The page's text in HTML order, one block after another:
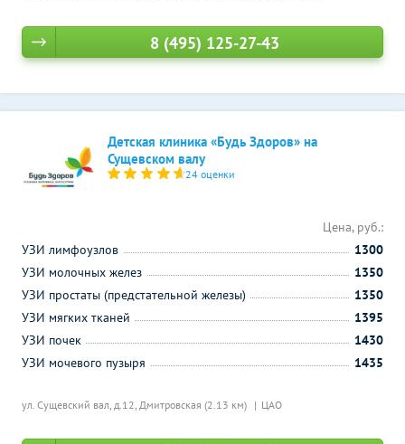
8 (495) 125-27-43
Детская клиника «Будь Здоров» на
Сущевском валу
24 оценки
ул. Сущевский вал, д.12, Дмитровская (2.13 км) ЦАО
Цена, руб.:
УЗИ лимфоузлов
1300
УЗИ молочных желез
1350
УЗИ простаты (предстательной железы)
1350
УЗИ мягких тканей
1395
УЗИ почек
1430
УЗИ мочевого пузыря
1435